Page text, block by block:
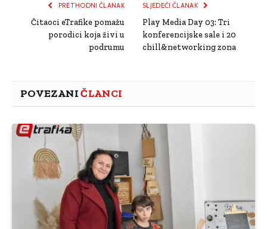
PRETHODNI ČLANAK
Čitaoci eTrafike pomažu
porodici koja živi u
podrumu
SLJEDEĆI ČLANAK
Play Media Day 03: Tri
konferencijske sale i 20
chill&networking zona
POVEZANIČLANCI